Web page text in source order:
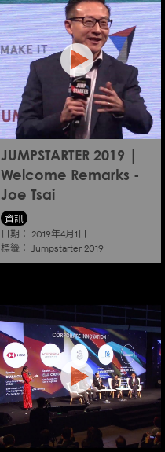
JUMPSTARTER 2019 |
Welcome Remarks -
Joe Tsai
資訊
日期： 2019年4月1日
標籤： Jumpstarter 2019